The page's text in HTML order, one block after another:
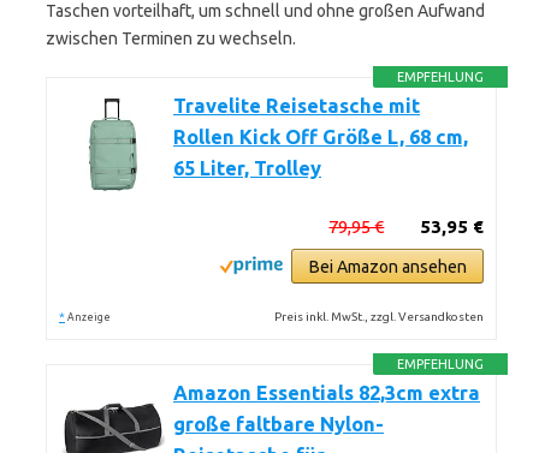
Taschen vorteilhaft, um schnell und ohne großen Aufwand
zwischen Terminen zu wechseln.
EMPFEHLUNG
Travelite Reisetasche mit
Rollen Kick Off Größe L, 68 cm,
65 Liter, Trolley
53,95 €
79,95 €
Bei Amazon ansehen
* Anzeige Preis inkl. MwSt., zzgl. Versandkosten
EMPFEHLUNG
Amazon Essentials 82,3cm extra
große faltbare Nylon-